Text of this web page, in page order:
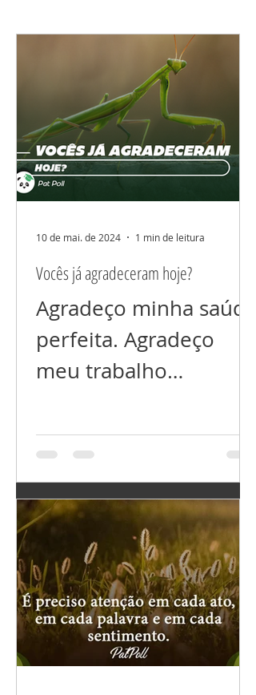
Vocês já agradeceram hoje?
Agradeço minha saúde
perfeita. Agradeço
meu trabalho
meu relacionamento
perfeito. Agradeço por
ter tudo que preciso,
e...
10 de mai. de 2024 1 min de leitura